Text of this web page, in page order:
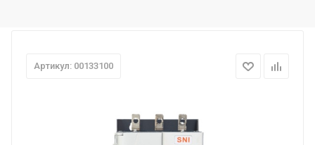
Артикул: 00133100